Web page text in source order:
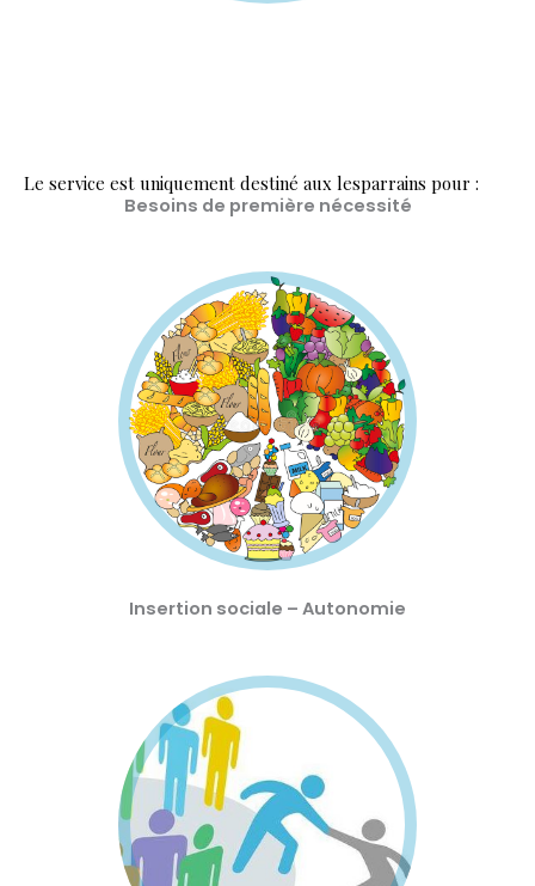
Le service est uniquement destiné aux lesparrains pour :
Besoins de première nécessité
Insertion sociale – Autonomie